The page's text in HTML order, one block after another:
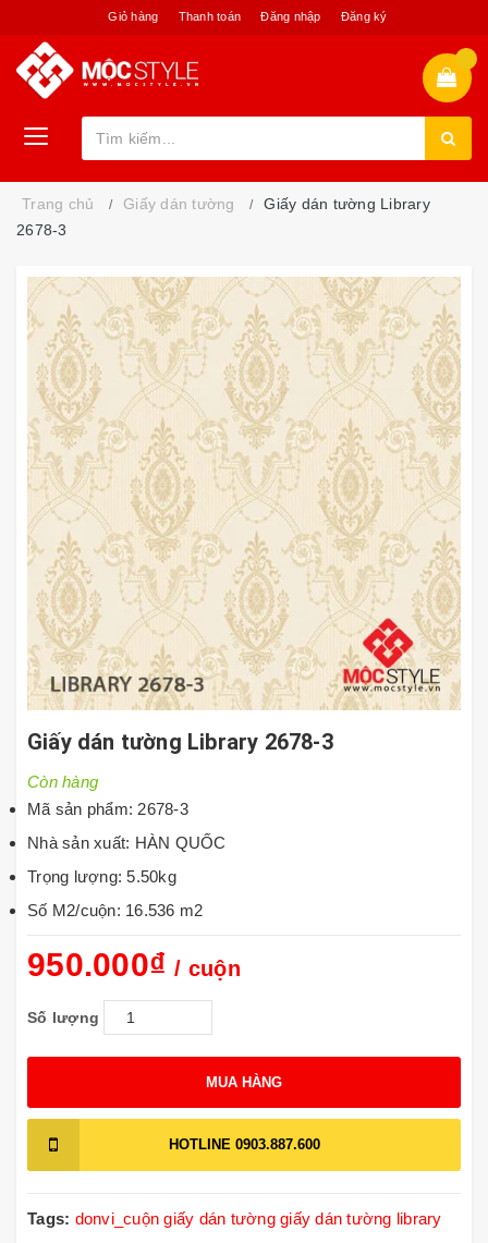
Giỏ hàng Thanh toán Đăng nhập Đăng ký
Trang chủ Giấy dán tường
Giấy dán tường Library
2678-3
Giấy dán tường Library 2678-3
Còn hàng
Mã sản phẩm: 2678-3
Nhà sản xuất: HÀN QUỐC
Trọng lượng: 5.50kg
Số M2/cuộn: 16.536 m2
950.000₫/ cuộn
Số lượng
MUA HÀNG
HOTLINE 0903.887.600
Tags: donvi_cuộn giấy dán tường giấy dán tường library